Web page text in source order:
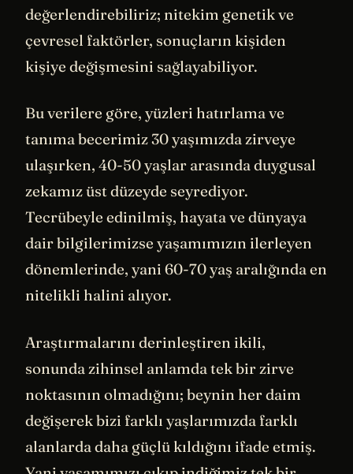
değerlendirebiliriz; nitekim genetik ve
çevresel faktörler, sonuçların kişiden
kişiye değişmesini sağlayabiliyor.
Bu verilere göre, yüzleri hatırlama ve
tanıma becerimiz 30 yaşımızda zirveye
ulaşırken, 40-50 yaşlar arasında duygusal
zekamız üst düzeyde seyrediyor.
Tecrübeyle edinilmiş, hayata ve dünyaya
dair bilgilerimizse yaşamımızın ilerleyen
dönemlerinde, yani 60-70 yaş aralığında en
nitelikli halini alıyor.
Araştırmalarını derinleştiren ikili,
sonunda zihinsel anlamda tek bir zirve
noktasının olmadığını; beynin her daim
değişerek bizi farklı yaşlarımızda farklı
alanlarda daha güçlü kıldığını ifade etmiş.